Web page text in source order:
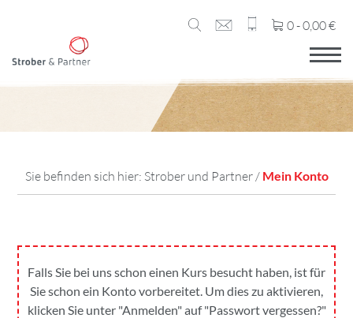
0 -0,00€
Sie befinden sich hier: Strober und Partner/ Mein Konto
Falls Sie bei uns schon einen Kurs besucht haben, ist für
Sie schon ein Konto vorbereitet. Um dies zu aktivieren,
klicken Sie unter "Anmelden" auf "Passwort vergessen?"